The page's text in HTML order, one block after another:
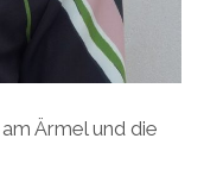
Ärmel und die